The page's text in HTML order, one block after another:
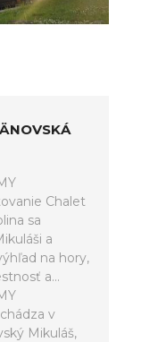
Chalet
sa
a
na hory,
a...
v
Mikuláš,